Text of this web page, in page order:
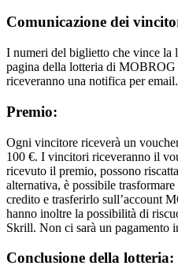
Comunicazione dei
I numeri del biglietto che vince la
pagina della lotteria di
riceveranno una notifica per email.
Premio:
Ogni vincitore riceverà un
100 €. I vincitori riceveranno il
ricevuto il premio, possono
alternativa, è possibile
credito e trasferirlo sull’account
hanno inoltre la possibilità di
Skrill. Non ci sarà un pagamento
Conclusione della lotteria: